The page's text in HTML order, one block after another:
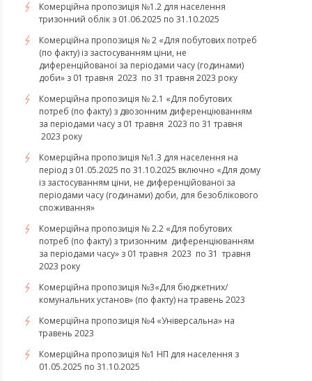
Комерційна пропозиція №1.2 для населення
тризонний облік з 01.06.2025 по 31.10.2025
Комерційна пропозиція № 2 «Для побутових потреб
(по факту) із застосуванням ціни, не
диференційованої за періодами часу (годинами)
доби» з 01 травня 2023 по 31 травня 2023 року
Комерційна пропозиція № 2.1 «Для побутових
потреб (по факту) з двозонним диференціюванням
за періодами часу з 01 травня 2023 по 31 травня
2023 року
Комерційна пропозиція №1.3 для населення на
період з 01.05.2025 по 31.10.2025 включно «Для дому
із застосуванням ціни, не диференційованої за
періодами часу (годинами) доби, для безоблікового
споживання»
Комерційна пропозиція № 2.2 «Для побутових
потреб (по факту) з тризонним диференціюванням
за періодами часу» з 01 травня 2023 по 31 травня
2023 року
​​​​​​​Комерційна пропозиція №3«Для бюджетних/
комунальних установ» (по факту) на травень 2023
Комерційна пропозиція №4 «Універсальна» на
травень 2023
Комерційна пропозиція №1 НП для населення з
01.05.2025 по 31.10.2025